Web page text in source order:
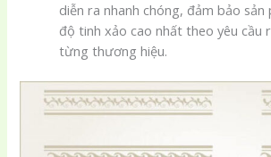
diễn ra nhanh chóng, đảm bảo
độ tinh xảo cao nhất theo yêu cầu
từng thương hiệu.